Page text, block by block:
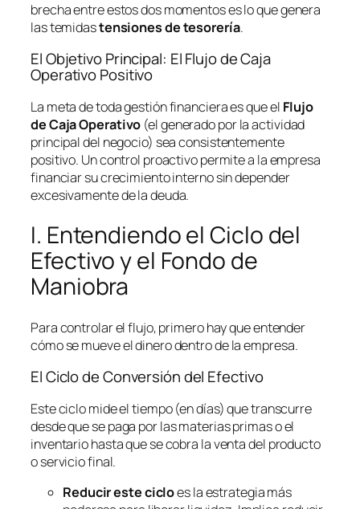
brecha entre estos dos momentos es lo que genera
las temidastensiones de tesorería.
El Objetivo Principal: El Flujo de Caja
Operativo Positivo
La meta de toda gestión financiera es que el Flujo
de Caja Operativo (el generado por la actividad
principal del negocio) sea consistentemente
positivo. Un control proactivo permite a la empresa
financiar su crecimiento interno sin depender
excesivamente de la deuda.
I. Entendiendo el Ciclo del
Efectivo y el Fondo de
Maniobra
Para controlar el flujo, primero hay que entender
cómo se mueve el dinero dentro de la empresa.
El Ciclo de Conversión del Efectivo
Este ciclo mide el tiempo (en días) que transcurre
desde que se paga por las materias primas o el
inventario hasta que se cobra la venta del producto
o servicio final.
Reducir este cicloes la estrategia más